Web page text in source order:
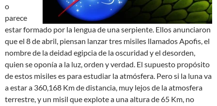
o
parece
estar formado por la lengua de una serpiente. Ellos anunciaron
que el 8 de abril, piensan lanzar tres misiles llamados Apofis, el
nombre de la deidad egipcia de la oscuridad y el desorden,
quien se oponía a la luz, orden y verdad. El supuesto propósito
de estos misiles es para estudiar la atmósfera. Pero si la luna va
a estar a 360,168 Km de distancia, muy lejos de la atmosfera
terrestre, y un misil que explote a una altura de 65 Km, no